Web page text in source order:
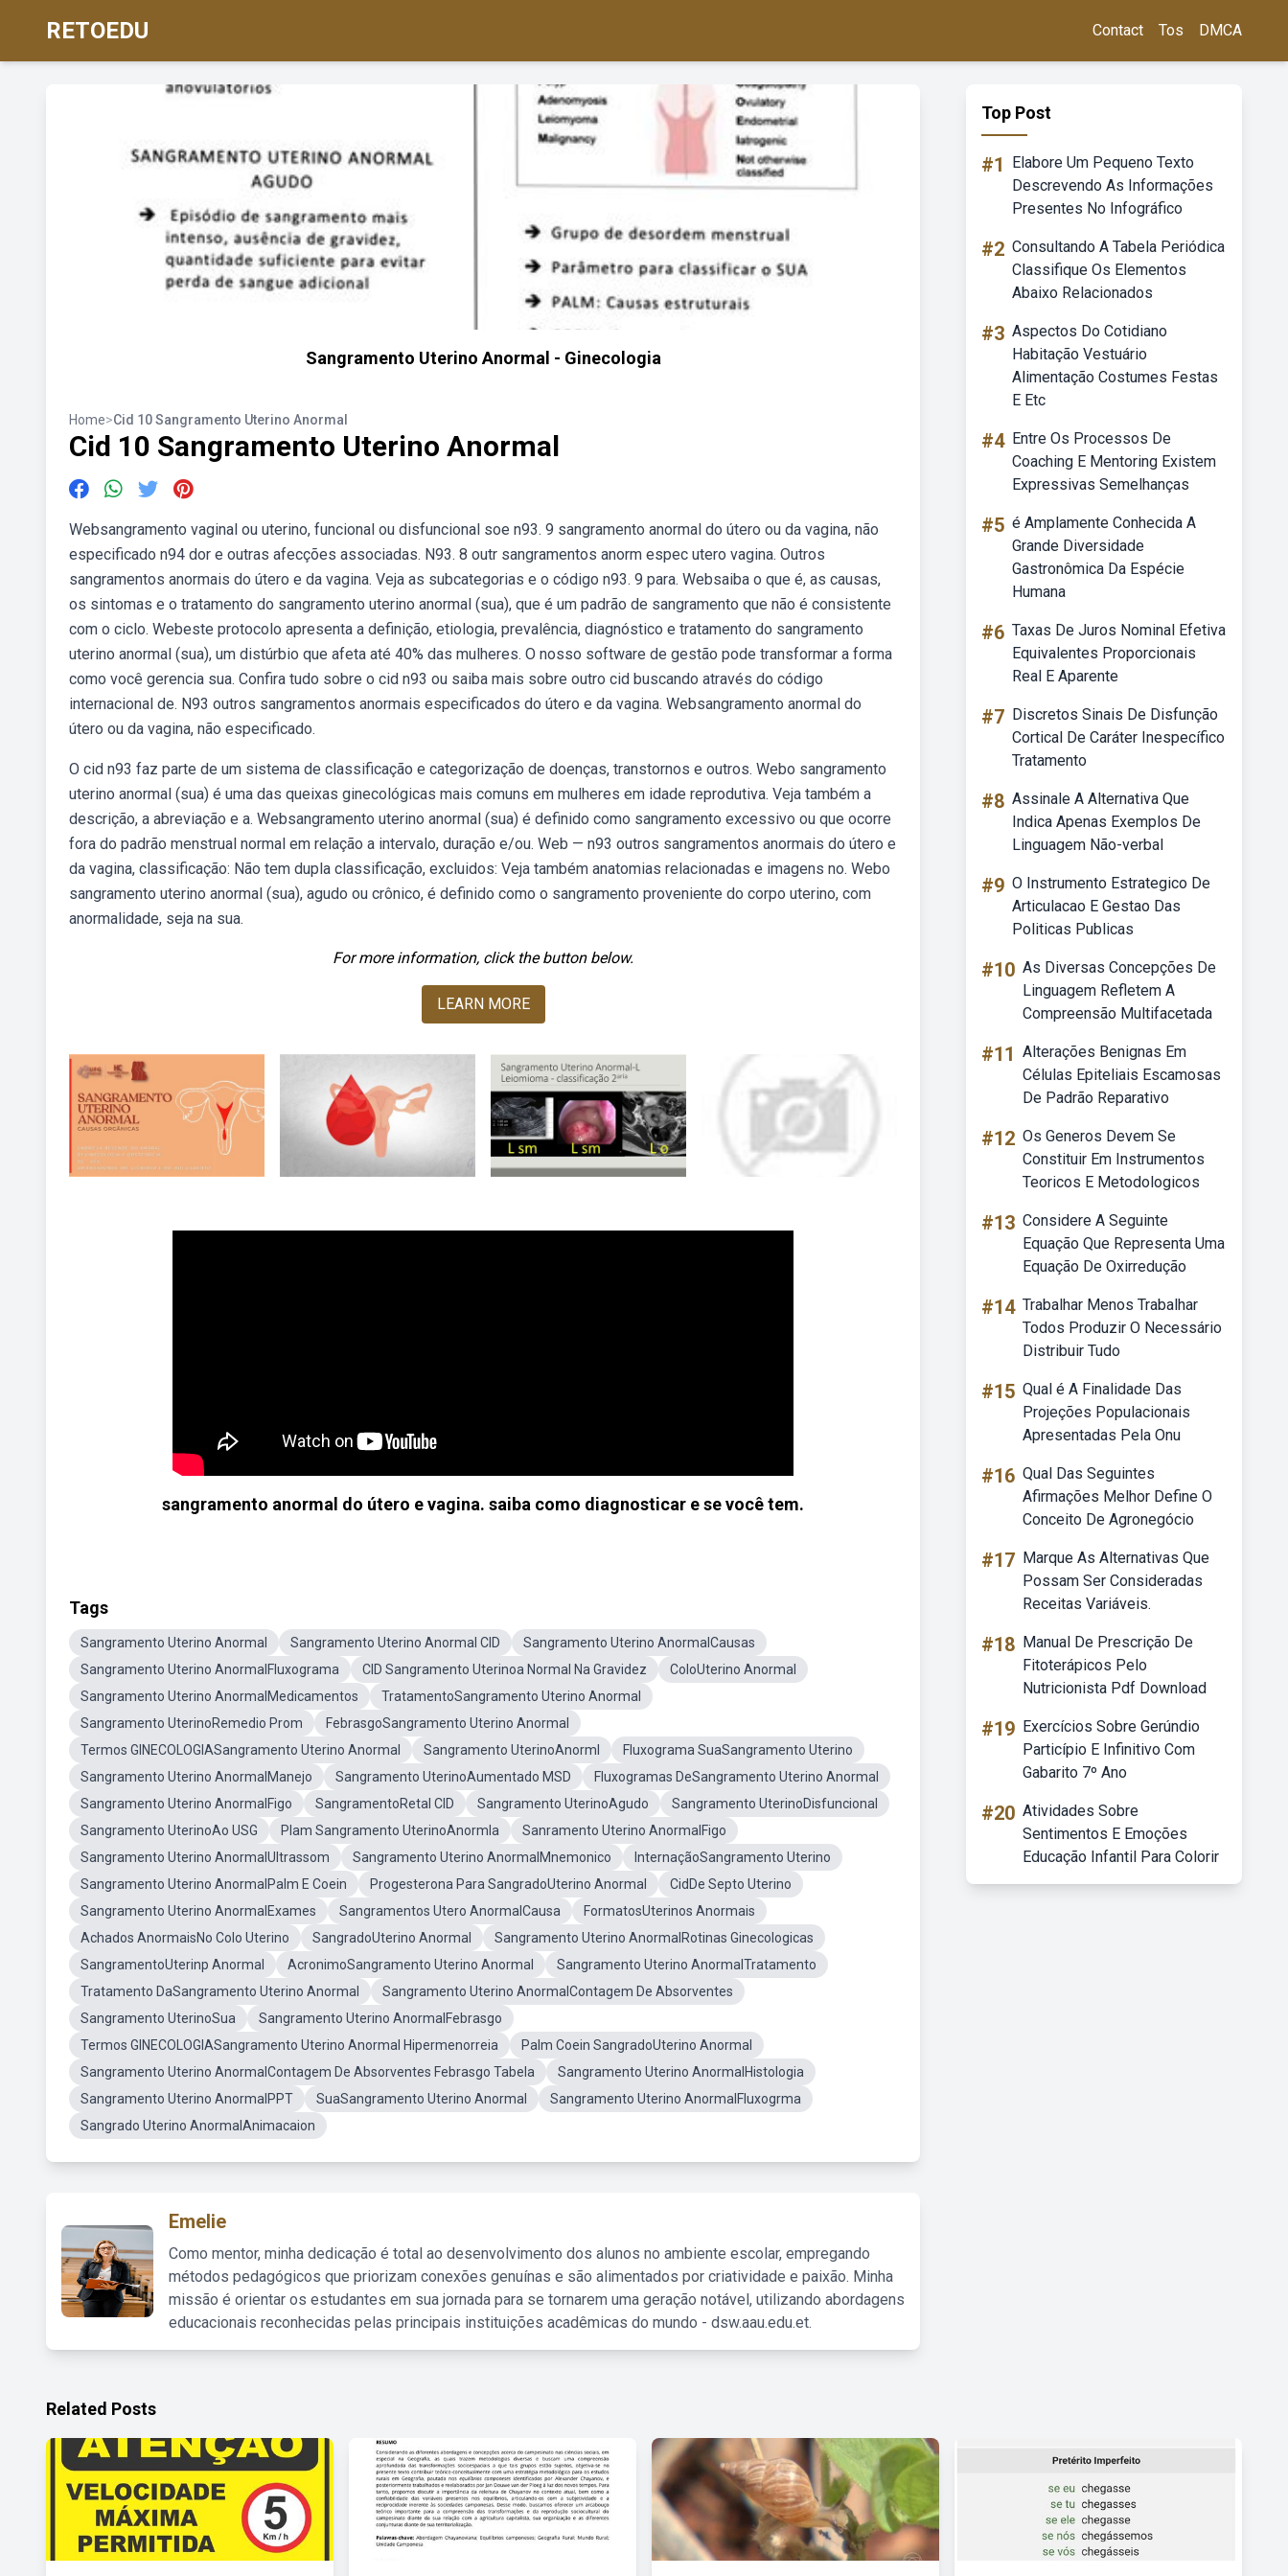
RETOEDU Contact Tos DMCA
Sangramento Uterino Anormal - Ginecologia
Home>Cid 10 Sangramento Uterino Anormal
Cid 10 Sangramento Uterino Anormal
Websangramento vaginal ou uterino, funcional ou disfuncional soe n93. 9 sangramento anormal do útero ou da vagina, não
especificado n94 dor e outras afecções associadas. N93. 8 outr sangramentos anorm espec utero vagina. Outros
sangramentos anormais do útero e da vagina. Veja as subcategorias e o código n93. 9 para. Websaiba o que é, as causas,
os sintomas e o tratamento do sangramento uterino anormal (sua), que é um padrão de sangramento que não é consistente
com o ciclo. Webeste protocolo apresenta a definição, etiologia, prevalência, diagnóstico e tratamento do sangramento
uterino anormal (sua), um distúrbio que afeta até 40% das mulheres. O nosso software de gestão pode transformar a forma
como você gerencia sua. Confira tudo sobre o cid n93 ou saiba mais sobre outro cid buscando através do código
internacional de. N93 outros sangramentos anormais especificados do útero e da vagina. Websangramento anormal do
útero ou da vagina, não especificado.
O cid n93 faz parte de um sistema de classificação e categorização de doenças, transtornos e outros. Webo sangramento
uterino anormal (sua) é uma das queixas ginecológicas mais comuns em mulheres em idade reprodutiva. Veja também a
descrição, a abreviação e a. Websangramento uterino anormal (sua) é definido como sangramento excessivo ou que ocorre
fora do padrão menstrual normal em relação a intervalo, duração e/ou. Web — n93 outros sangramentos anormais do útero e
da vagina, classificação: Não tem dupla classificação, excluidos: Veja também anatomias relacionadas e imagens no. Webo
sangramento uterino anormal (sua), agudo ou crônico, é definido como o sangramento proveniente do corpo uterino, com
anormalidade, seja na sua.
For more information, click the button below.
LEARN MORE
sangramento anormal do útero e vagina. saiba como diagnosticar e se você tem.
Tags
Sangramento Uterino Anormal Sangramento Uterino Anormal CID
Sangramento Uterino AnormalCausas
Sangramento Uterino AnormalFluxograma
CID Sangramento Uterinoa Normal Na Gravidez
ColoUterino Anormal
Sangramento Uterino AnormalMedicamentos
TratamentoSangramento Uterino Anormal
Sangramento UterinoRemedio Prom
FebrasgoSangramento Uterino Anormal
Termos GINECOLOGIASangramento Uterino Anormal
Sangramento UterinoAnorml
Fluxograma SuaSangramento Uterino
Sangramento Uterino AnormalManejo
Sangramento UterinoAumentado MSD
Fluxogramas DeSangramento Uterino Anormal
Sangramento Uterino AnormalFigo
SangramentoRetal CID Sangramento UterinoAgudo
Sangramento UterinoDisfuncional
Sangramento UterinoAo USG
Plam Sangramento UterinoAnormla
Sanramento Uterino AnormalFigo
Sangramento Uterino AnormalUltrassom
Sangramento Uterino AnormalMnemonico
InternaçãoSangramento Uterino
Sangramento Uterino AnormalPalm E Coein
Progesterona Para SangradoUterino Anormal
CidDe Septo Uterino
Sangramento Uterino AnormalExames
Sangramentos Utero AnormalCausa
FormatosUterinos Anormais
Achados AnormaisNo Colo Uterino
SangradoUterino Anormal
Sangramento Uterino AnormalRotinas Ginecologicas
SangramentoUterinp Anormal
AcronimoSangramento Uterino Anormal
Sangramento Uterino AnormalTratamento
Tratamento DaSangramento Uterino Anormal
Sangramento Uterino AnormalContagem De Absorventes
Sangramento UterinoSua
Sangramento Uterino AnormalFebrasgo
Termos GINECOLOGIASangramento Uterino Anormal Hipermenorreia
Palm Coein SangradoUterino Anormal
Sangramento Uterino AnormalContagem De Absorventes Febrasgo Tabela
Sangramento Uterino AnormalHistologia
Sangramento Uterino AnormalPPT
SuaSangramento Uterino Anormal
Sangramento Uterino AnormalFluxogrma
Sangrado Uterino AnormalAnimacaion
Emelie
Como mentor, minha dedicação é total ao desenvolvimento dos alunos no ambiente escolar, empregando
métodos pedagógicos que priorizam conexões genuínas e são alimentados por criatividade e paixão. Minha
missão é orientar os estudantes em sua jornada para se tornarem uma geração notável, utilizando abordagens
educacionais reconhecidas pelas principais instituições acadêmicas do mundo - dsw.aau.edu.et.
Top Post
#1
Elabore Um Pequeno Texto
Descrevendo As Informações
Presentes No Infográfico
#2 Consultando A Tabela Periódica
Classifique Os Elementos
Abaixo Relacionados
#3 Aspectos Do Cotidiano
Habitação Vestuário
Alimentação Costumes Festas
E Etc
#4 Entre Os Processos De
Coaching E Mentoring Existem
Expressivas Semelhanças
#5 é Amplamente Conhecida A
Grande Diversidade
Gastronômica Da Espécie
Humana
#6 Taxas De Juros Nominal Efetiva
Equivalentes Proporcionais
Real E Aparente
#7 Discretos Sinais De Disfunção
Cortical De Caráter Inespecífico
Tratamento
#8 Assinale A Alternativa Que
Indica Apenas Exemplos De
Linguagem Não-verbal
#9 O Instrumento Estrategico De
Articulacao E Gestao Das
Politicas Publicas
#10 As Diversas Concepções De
Linguagem Refletem A
Compreensão Multifacetada
#11 Alterações Benignas Em
Células Epiteliais Escamosas
De Padrão Reparativo
#12 Os Generos Devem Se
Constituir Em Instrumentos
Teoricos E Metodologicos
#13 Considere A Seguinte
Equação Que Representa Uma
Equação De Oxirredução
#14 Trabalhar Menos Trabalhar
Todos Produzir O Necessário
Distribuir Tudo
#15 Qual é A Finalidade Das
Projeções Populacionais
Apresentadas Pela Onu
#16 Qual Das Seguintes
Afirmações Melhor Define O
Conceito De Agronegócio
#17 Marque As Alternativas Que
Possam Ser Consideradas
Receitas Variáveis.
#18 Manual De Prescrição De
Fitoterápicos Pelo
Nutricionista Pdf Download
#19 Exercícios Sobre Gerúndio
Particípio E Infinitivo Com
Gabarito 7º Ano
#20 Atividades Sobre
Sentimentos E Emoções
Educação Infantil Para Colorir
Related Posts